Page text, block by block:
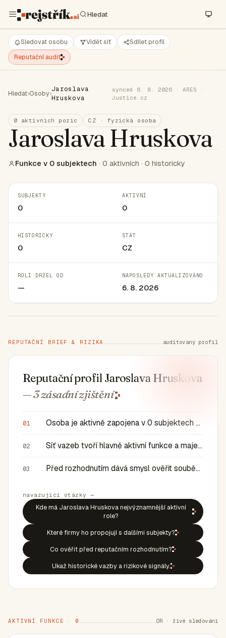
Sledovat osobu Vidět síť
Sdílet profil
Reputační audit
Hledat›Osoby›
Jaroslava
Hruskova
synced 6. 8. 2026 · ARES ·
Justice.cz
0 aktivních pozic CZ · fyzická osoba
Jaroslava Hruskova
Funkce v 0 subjektech · 0 aktivních · 0 historicky
SUBJEKTY
0
AKTIVNÍ
0
HISTORICKY
0
STÁT
CZ
ROLI DRŽEL OD
—
NAPOSLEDY AKTUALIZOVÁNO
6. 8. 2026
REPUTAČNÍ BRIEF & RIZIKA auditovaný profil
Reputační profil Jaroslava Hruskova
— 3 zásadnízjištění
01 Osoba je aktivně zapojena v 0 subjektech a má 0 historic…
02 Síť vazeb tvoří hlavně aktivní funkce a majetkové role v…
03 Před rozhodnutím dává smysl ověřit souběh rolí, historic…
navazující otázky →
Kde má Jaroslava Hruskova nejvýznamnější aktivní
role?
Které firmy ho propojují s dalšími subjekty?
Co ověřit před reputačním rozhodnutím?
Ukaž historické vazby a rizikové signály.
AKTIVNÍ FUNKCE · 0 OR · živé sledování